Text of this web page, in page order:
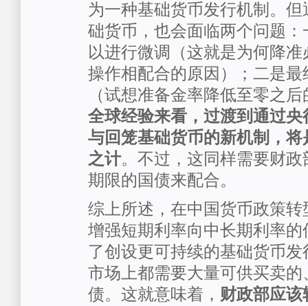
为一种基础货币发行机制。
础货币，也会面临两个问题
以进行微调（这就是为何降
操作相配合的原因）；二是
（试想准备金率降低至零之
全球经验来看，过渡到通过
与回笼基础货币的新机制，
之计。不过，这同样需要财
期限的国债来配合。
综上所述，在中国货币政策
增强短期利率向中长期利率
了创设更可持续的基础货币
市场上都需要大量可供买卖
债。这就意味着， 财政部应